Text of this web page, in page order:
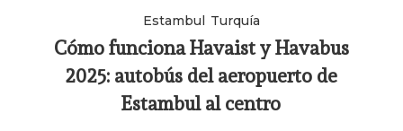
Estambul Turquía
Cómo funciona Havaist y Havabus
2025: autobús del aeropuerto de
Estambul al centro